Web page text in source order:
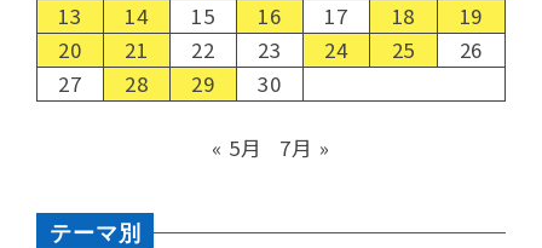
13
14 15 16 17 18
19
20
21 22 23 24 25
26
27
28 29 30
« 5月 7月 »
テーマ別